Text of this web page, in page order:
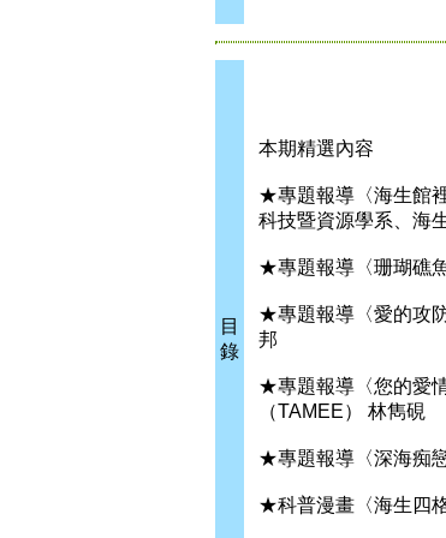
目
錄
本期精選內容
★專題報導〈海生館
科技暨資源學系、海
★專題報導〈珊瑚礁
★專題報導〈愛的攻
邦
★專題報導〈您的愛
（TAMEE） 林雋硯
★專題報導〈深海痴
★科普漫畫〈海生四